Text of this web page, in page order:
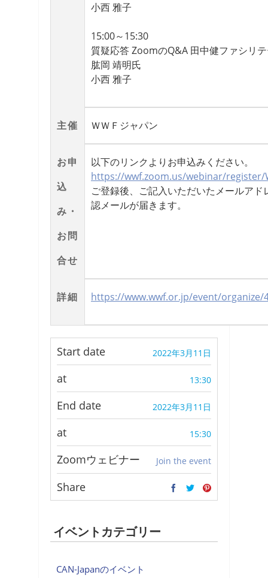
小西 雅子
15:00～15:30
質疑応答 ZoomのQ&A 田中健ファシリ
肱岡 靖明氏
小西 雅子
主催 ＷＷＦジャパン
お申
込
み・
お問
合せ
以下のリンクよりお申込みください。
https://wwf.zoom.us/webinar/register/
ご登録後、ご記入いただいたメールア
認メールが届きます。
詳細 https://www.wwf.or.jp/event/organize/
Start date 2022年3月11日
at 13:30
End date 2022年3月11日
at 15:30
Zoomウェビナー Join the event
Share
イベントカテゴリー
CAN-Japanのイベント